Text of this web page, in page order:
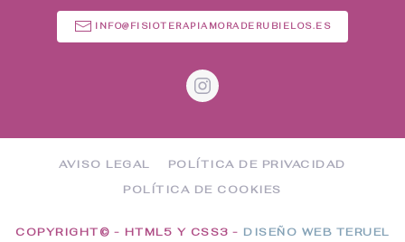
INFO@FISIOTERAPIAMORADERUBIELOS.ES
AVISO LEGAL
POLÍTICA DE PRIVACIDAD
POLÍTICA DE COOKIES
COPYRIGHT© - HTML5 Y CSS3 - DISEÑO WEB TERUEL